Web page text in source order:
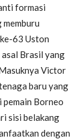
formasi
63 Uston
Brasil yang
Victor
baru yang
pemain Borneo
sisi belakang
dengan